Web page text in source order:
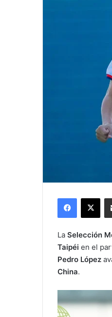
Facebook
X
La Selección
Taipéi en el
Pedro López
China.